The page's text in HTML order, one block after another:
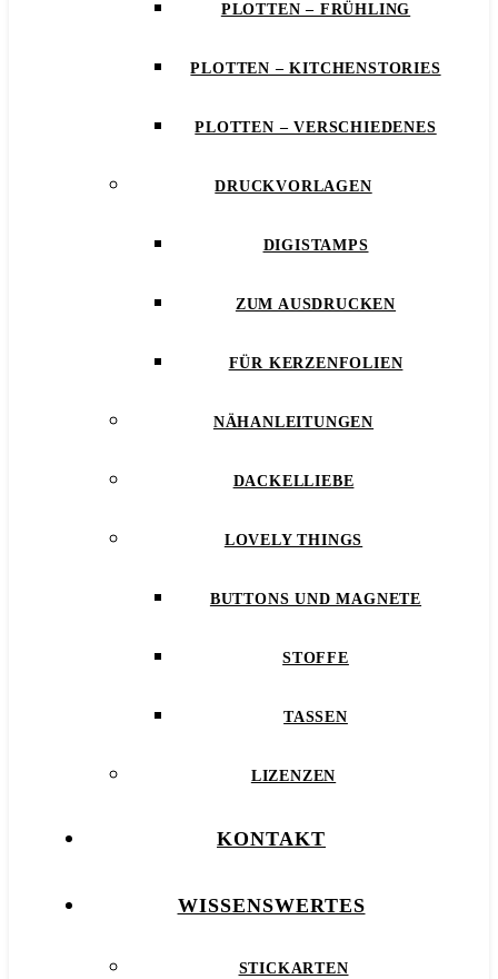
PLOTTEN – FRÜHLING
PLOTTEN – KITCHENSTORIES
PLOTTEN – VERSCHIEDENES
DRUCKVORLAGEN
DIGISTAMPS
ZUM AUSDRUCKEN
FÜR KERZENFOLIEN
NÄHANLEITUNGEN
DACKELLIEBE
LOVELY THINGS
BUTTONS UND MAGNETE
STOFFE
TASSEN
LIZENZEN
KONTAKT
WISSENSWERTES
STICKARTEN